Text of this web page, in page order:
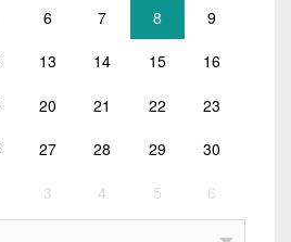
6 7 8 9
13 14 15 16
20 21 22 23
27 28 29 30
3 4 5 6